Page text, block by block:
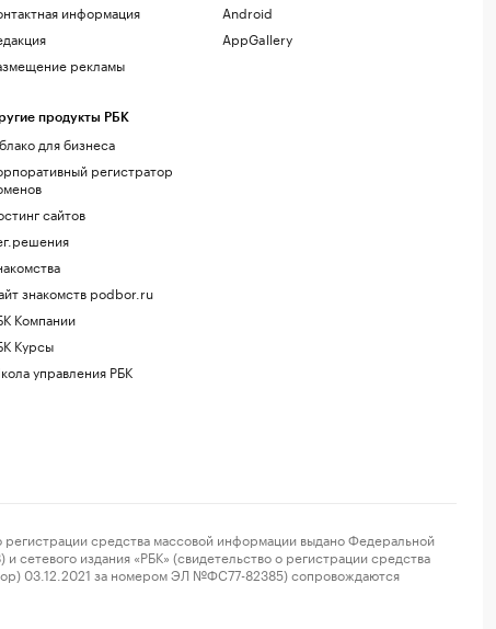
информация
рекламы
продукты РБК
для бизнеса
регистратор
сайтов
знакомств podbor.ru
Компании
Курсы
управления РБК
Android
AppGallery
средства массовой информации выдано Федеральной
издания «РБК» (свидетельство о регистрации средства
03.12.2021 за номером ЭЛ №ФС77-82385) сопровождаются